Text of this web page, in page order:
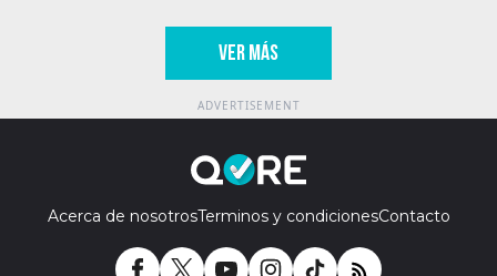
VER MÁS
Acerca de nosotrosTerminos y condicionesContacto